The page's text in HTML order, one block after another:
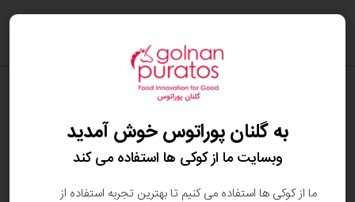
چه چیزی باعث می‌شود شکلات خوب باشد؟
برای تولید شکلاتی خوب — یا حتی عالی و ممتاز — به
سه عامل اصلی نیاز است:
بهترین مواد اولیه
به گلنان پوراتوس خوش آمدید
وبسایت ما از کوکی ها استفاده می کند
ما از کوکی ها استفاده می کنیم تا بهترین تجربه استفاده از